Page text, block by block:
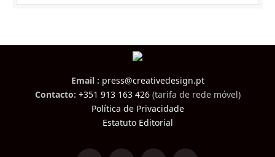
Email : press@creativedesign.pt
Contacto: +351 913 163 426(tarifa de rede móvel)
Política de Privacidade
Estatuto Editorial